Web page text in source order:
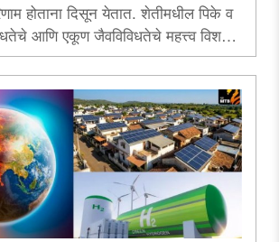
होताना दिसून येतात. शेतीमधील पिके व
आणि एकूण जैवविविधतेचे महत्त्व विशद